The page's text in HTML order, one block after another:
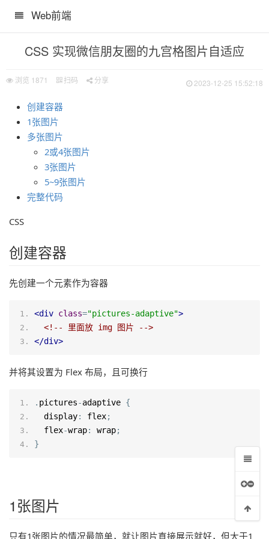
Web前端
CSS 实现微信朋友圈的九宫格图片自适应
浏览 1871 扫码 分享 2023-12-25 15:52:18
创建容器
1张图片
多张图片
2或4张图片
3张图片
5~9张图片
完整代码
CSS
创建容器
先创建一个元素作为容器
<div class="pictures-adaptive">
<!-- 里面放 img 图片 -->
</div>
并将其设置为 Flex 布局，且可换行
. pictures-adaptive {
display: flex;
flex-wrap: wrap;
}
1张图片
只有1张图片的情况最简单，就让图片直接展示就好，但大于1